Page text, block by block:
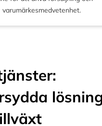
varumärkesmedvetenhet.